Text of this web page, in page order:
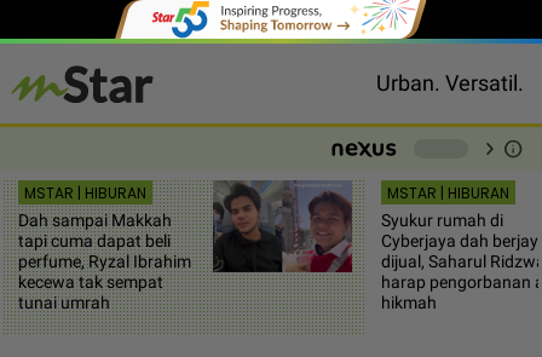
Urban. Versatil.
chevron_right info
MSTAR | HIBURAN
Dah sampai Makkah
tapi cuma dapat beli
perfume, Ryzal Ibrahim
kecewa tak sempat
tunai umrah
MSTAR | HIBURAN
Syukur rumah di
Cyberjaya dah
dijual, Saharul
harap pengorbanan
hikmah